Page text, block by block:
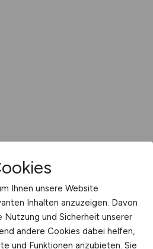
Ihnen unsere Website
Inhalten anzuzeigen. Davon
Nutzung und Sicherheit unserer
andere Cookies dabei helfen,
und Funktionen anzubieten. Sie